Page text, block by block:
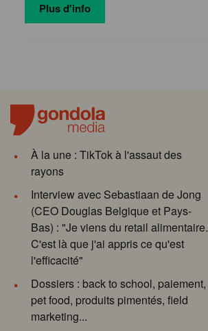
Plus d'info
À la une : TikTok à l'assaut des
rayons
Interview avec Sebastiaan de Jong
(CEO Douglas Belgique et Pays-
Bas) : "Je viens du retail alimentaire.
C'est là que j'ai appris ce qu'est
l'efficacité"
Dossiers : back to school, paiement,
pet food, produits pimentés, field
marketing...